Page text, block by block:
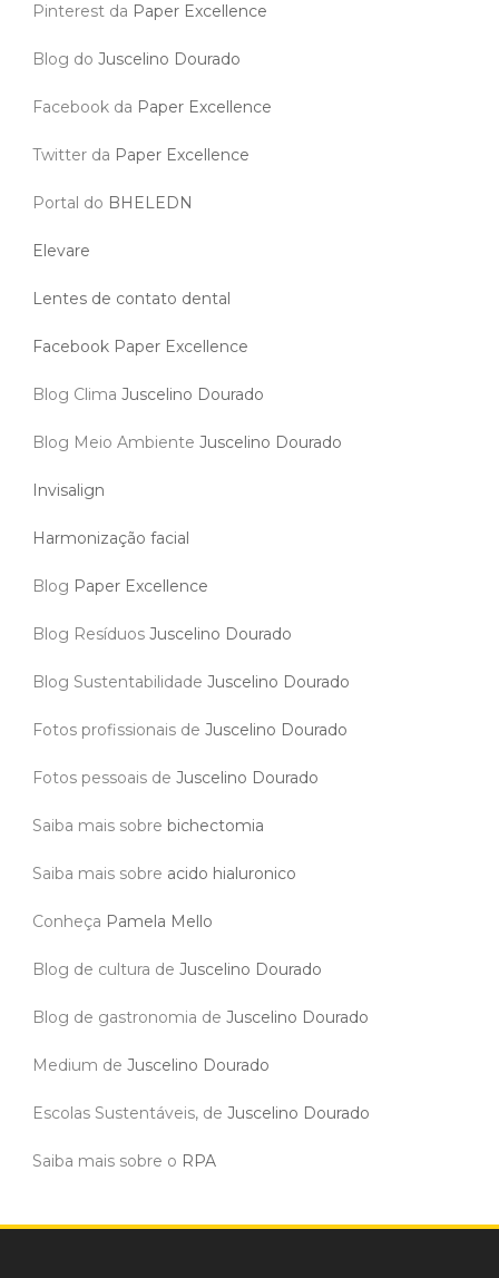
Pinterest da Paper Excellence
Blog do Juscelino Dourado
Facebook da Paper Excellence
Twitter da Paper Excellence
Portal do BHELEDN
Elevare
Lentes de contato dental
Facebook Paper Excellence
Blog Clima Juscelino Dourado
Blog Meio Ambiente Juscelino Dourado
Invisalign
Harmonização facial
Blog Paper Excellence
Blog Resíduos Juscelino Dourado
Blog Sustentabilidade Juscelino Dourado
Fotos profissionais de Juscelino Dourado
Fotos pessoais de Juscelino Dourado
Saiba mais sobre bichectomia
Saiba mais sobre acido hialuronico
Conheça Pamela Mello
Blog de cultura de Juscelino Dourado
Blog de gastronomia de Juscelino Dourado
Medium de Juscelino Dourado
Escolas Sustentáveis, de Juscelino Dourado
Saiba mais sobre o RPA